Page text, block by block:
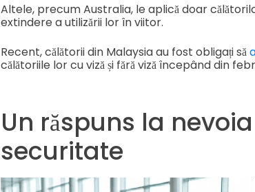
Altele, precum Australia, le aplică doar
extindere a utilizării lor în viitor.
Recent, călătorii din Malaysia au fost obligați să
călătoriile lor cu viză și fără viză începând din
Un răspuns la
securitate